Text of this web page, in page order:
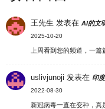
王先生 发表在AI的文
2025-10-20
上周看到您的频道，一
uslivjunoji 发表在 印
2022-08-30
新冠病毒一直在变种，真